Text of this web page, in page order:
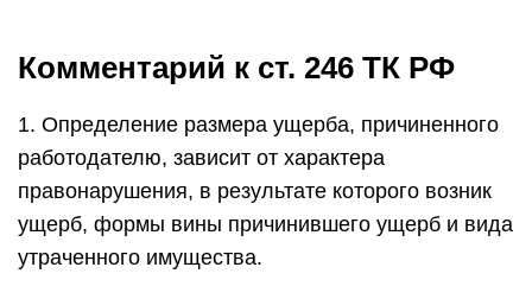
Комментарий к ст. 246 ТК РФ
1. Определение размера ущерба, причиненного
работодателю, зависит от характера
правонарушения, в результате которого возник
ущерб, формы вины причинившего ущерб и вида
утраченного имущества.